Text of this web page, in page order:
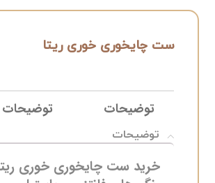
ست چایخوری خوری ریتا
توضیحات توضیحات
توضیحات
خرید ست چایخوری خوری